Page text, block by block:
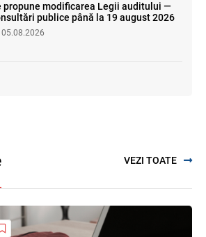
propune modificarea Legii auditului —
publice până la 19 august 2026
05.08.2026
la SNC și la Planul general de
VEZI TOATE